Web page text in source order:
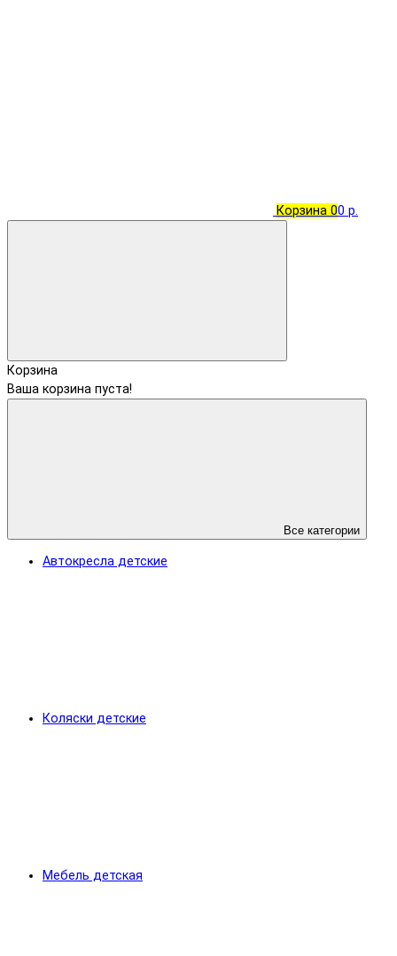
Корзина 00 р.
Корзина
Ваша корзина пуста!
Все категории
Автокресла детские
Коляски детские
Мебель детская